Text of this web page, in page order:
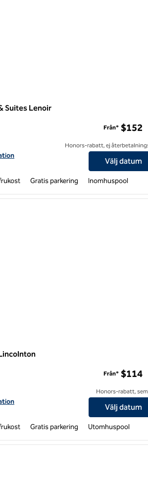
Suites Lenoir
för Hampton Inn & Suites Lenoir
Från* $152
Honors-rabatt, ej
Välj datum
Gratis parkering Inomhuspool
för Hampton Inn Lincolnton
Från* $114
Honors-rabatt,
Välj datum
Gratis parkering Utomhuspool